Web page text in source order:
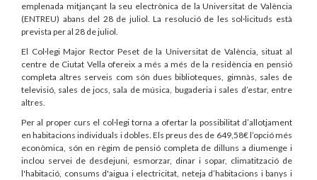
emplenada mitjançant la seu electrònica de la Universitat de València
(ENTREU) abans del 28 de juliol. La resolució de les sol·licituds està
prevista per al 28 de juliol.
El Col·legi Major Rector Peset de la Universitat de València, situat al
centre de Ciutat Vella ofereix a més a més de la residència en pensió
completa altres serveis com són dues biblioteques, gimnàs, sales de
televisió, sales de jocs, sala de música, bugaderia i sales d’estar, entre
altres.
Per al proper curs el col·legi torna a ofertar la possibilitat d’allotjament
en habitacions individuals i dobles. Els preus des de 649,58€ l’opció més
econòmica, són en règim de pensió completa de dilluns a diumenge i
inclou servei de desdejuni, esmorzar, dinar i sopar, climatització de
l'habitació, consums d'aigua i electricitat, neteja d’habitacions i banys i